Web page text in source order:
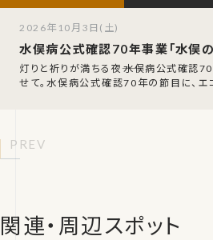
水俣病公式確認70年事業「水俣の
灯りと祈りが満ちる夜――水俣病公式確認
せて。水俣病公式確認70年の節目に、エ
2026年10月3日(土)
PREV
関連・周辺スポット